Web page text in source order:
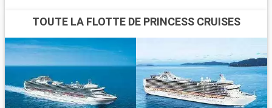
TOUTE LA FLOTTE DE PRINCESS CRUISES